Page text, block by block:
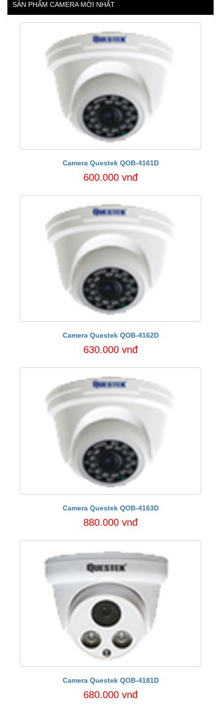
SẢN PHẨM CAMERA MỚI NHẤT
Camera Questek QOB-4161D
600.000 vnđ
Camera Questek QOB-4162D
630.000 vnđ
Camera Questek QOB-4163D
880.000 vnđ
Camera Questek QOB-4181D
680.000 vnđ